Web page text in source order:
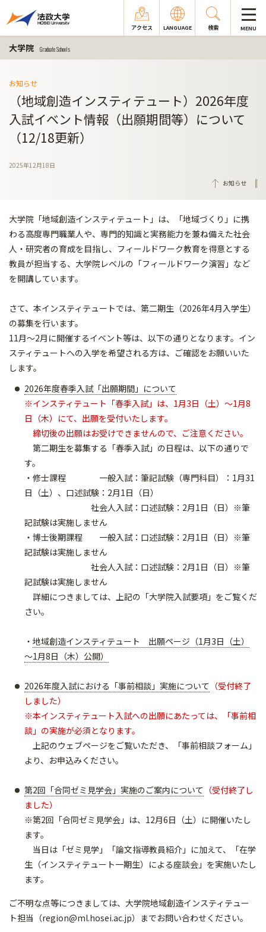
アクセス LANGUAGE 検索 MENU
大学院 Graduate Schools
お知らせ
（地域創造インスティテュート）2026年度
入試イベント情報（出願期間等）について
（12/18更新）
2025年12月18日
お知らせ
大学院「地域創造インスティテュート」は、「地域づくり」に携
わる高度専門職業人や、専門的知識と実務能力を兼ね備えた社会
人・研究者の育成を目指し、フィールドワーク教育を得意とする
教員が担当する、大学院レベルの「フィールドワーク演習」など
を開講しています。
さて、本インスティテュートでは、第二期生（2026年4月入学生）
の募集を行います。
11月～2月に開催するイベント等は、以下の通りとなります。イン
スティテュートへの入学を希望される方は、ご確認をお願いいた
します。
2026年度春季入試「出願期間」について
※インスティテュート「春季入試」は、1月3日（土）～1月8
日（木）にて、出願を受付いたします。
締切後の出願はお受けできませんので、ご注意ください。
第二期生を募集する「春季入試」の日程は、以下の通りで
す。
・修士課程 一般入試：筆記試験（専門科目）：1月31
日（土）、口述試験：2月1日（日）
社会人入試：口述試験：2月1日（日）※筆
記試験は実施しません
・博士後期課程 一般入試：口述試験：2月1日（日）※筆
記試験は実施しません
社会人入試：口述試験：2月1日（日）※筆
記試験は実施しません
詳細につきましては、上記の「大学院入試要項」をご覧くだ
さい。
・ 地域創造インスティテュート 出願ページ（1月3日（土）
～1月8日（木）公開）
2026年度入試における「事前相談」実施について （受付終了
しました）
※本インスティテュート入試への出願にあたっては、「事前相
談」の実施が必須となります。
上記のウェブページをご覧いただき、「事前相談フォーム」
より、お申込みください。​​​​​​
第2回「合同ゼミ見学会」実施のご案内について （受付終了し
ました）
※第2回「合同ゼミ見学会」は、12月6日（土）に開催いたし
ます。
当日は「ゼミ見学」「論文指導教員紹介」に加えて、「在学
生（インスティテュート一期生）による座談会」を実施いたし
ます。
ご不明な点等につきましては、大学院地域創造インスティテュー
ト担当（region@ml.hosei.ac.jp）までお問い合わせください。